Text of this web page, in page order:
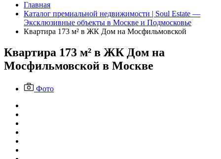
Главная
Каталог премиальной недвижимости | Soul Estate —
Эксклюзивные объекты в Москве и Подмосковье
Квартира 173 м² в ЖК Дом на Мосфильмовской
Квартира 173 м² в ЖК Дом на
Мосфильмовской в Москве
Фото